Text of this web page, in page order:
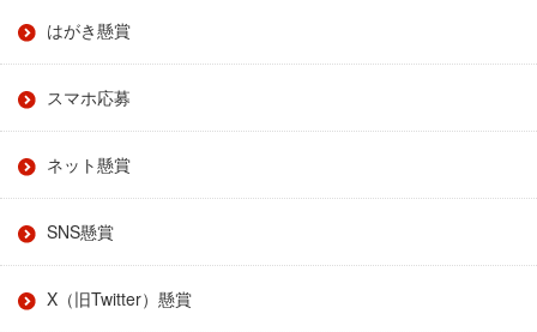
はがき懸賞
スマホ応募
ネット懸賞
SNS懸賞
X（旧Twitter）懸賞